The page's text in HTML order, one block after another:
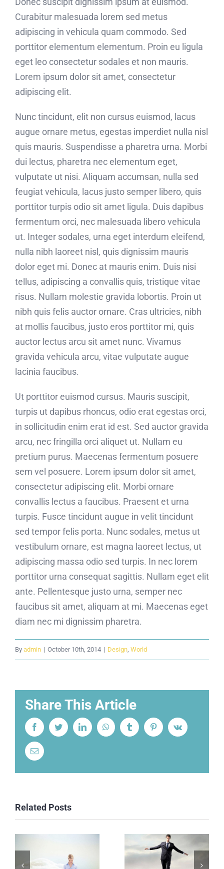
Curabitur malesuada lorem sed metus
adipiscing in vehicula quam commodo. Sed
porttitor elementum elementum. Proin eu ligula
eget leo consectetur sodales et non mauris.
Lorem ipsum dolor sit amet, consectetur
adipiscing elit.
Nunc tincidunt, elit non cursus euismod, lacus
augue ornare metus, egestas imperdiet nulla nisl
quis mauris. Suspendisse a pharetra urna. Morbi
dui lectus, pharetra nec elementum eget,
vulputate ut nisi. Aliquam accumsan, nulla sed
feugiat vehicula, lacus justo semper libero, quis
porttitor turpis odio sit amet ligula. Duis dapibus
fermentum orci, nec malesuada libero vehicula
ut. Integer sodales, urna eget interdum eleifend,
nulla nibh laoreet nisl, quis dignissim mauris
dolor eget mi. Donec at mauris enim. Duis nisi
tellus, adipiscing a convallis quis, tristique vitae
risus. Nullam molestie gravida lobortis. Proin ut
nibh quis felis auctor ornare. Cras ultricies, nibh
at mollis faucibus, justo eros porttitor mi, quis
auctor lectus arcu sit amet nunc. Vivamus
gravida vehicula arcu, vitae vulputate augue
lacinia faucibus.
Ut porttitor euismod cursus. Mauris suscipit,
turpis ut dapibus rhoncus, odio erat egestas orci,
in sollicitudin enim erat id est. Sed auctor gravida
arcu, nec fringilla orci aliquet ut. Nullam eu
pretium purus. Maecenas fermentum posuere
sem vel posuere. Lorem ipsum dolor sit amet,
consectetur adipiscing elit. Morbi ornare
convallis lectus a faucibus. Praesent et urna
turpis. Fusce tincidunt augue in velit tincidunt
sed tempor felis porta. Nunc sodales, metus ut
vestibulum ornare, est magna laoreet lectus, ut
adipiscing massa odio sed turpis. In nec lorem
porttitor urna consequat sagittis. Nullam eget elit
ante. Pellentesque justo urna, semper nec
faucibus sit amet, aliquam at mi. Maecenas eget
diam nec mi dignissim pharetra.
By admin | October 10th, 2014 | Design World
Share This Article
FacebookTwitterLinkedInWhatsAppTumblr PinterestVk
Email
Related Posts